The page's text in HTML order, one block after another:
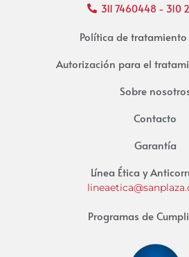
311 7460448 - 310
Política de
Autorización para el
Sobre
Contacto
Garantía
Línea Ética y
Programas de